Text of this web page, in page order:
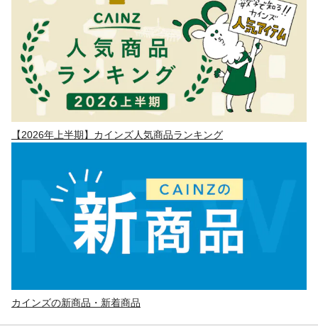
【2026年上半期】カインズ人気商品ランキング
カインズの新商品・新着商品